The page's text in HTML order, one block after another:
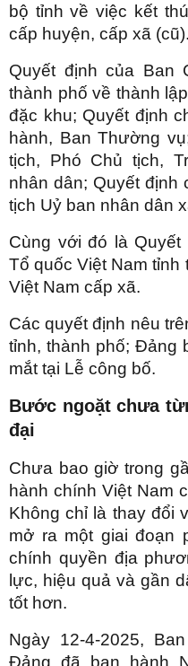
bộ tỉnh về việc kết
cấp huyện, cấp xã (cũ).
Quyết định của Ban
thành phố về thành
đặc khu; Quyết định
hành, Ban Thường
tịch, Phó Chủ tịch,
nhân dân; Quyết định
tịch Uỷ ban nhân dân
Cùng với đó là
Tổ quốc Việt Nam tỉnh
Việt Nam cấp xã.
Các quyết định nêu
tỉnh, thành phố; Đảng
mắt tại Lễ công bố.
Bước ngoặt chưa
đại
Chưa bao giờ trong
hành chính Việt Nam
Không chỉ là thay đổi
mở ra một giai đoạn
chính quyền địa
lực, hiệu quả và gần
tốt hơn.
Ngày 12-4-2025,
Đảng đã ban hành